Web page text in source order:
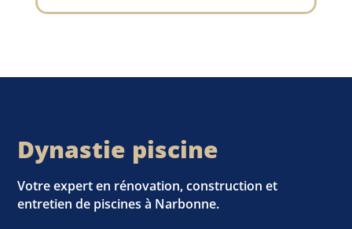
Dynastie piscine
Votre expert en rénovation, construction et
entretien de piscines à Narbonne.